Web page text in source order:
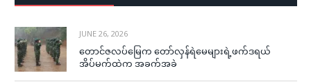
JUNE 26, 2026
တောင်ဇလပ်မြေက တော်လှန်ရဲမေများရဲ့ဖက်ဒရယ်
အိပ်မက်ထဲက အခက်အခဲ